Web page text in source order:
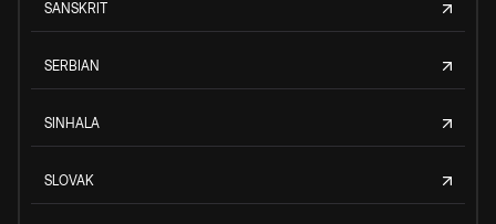
SANSKRIT
SERBIAN
SINHALA
SLOVAK